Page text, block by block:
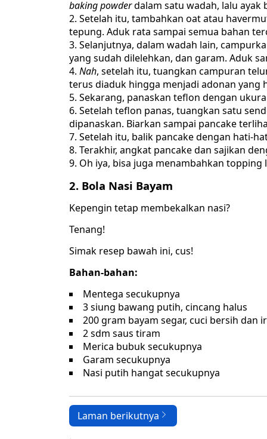
baking powderdalam satu wadah, lalu ayak
Setelah itu, tambahkan oat atau
tepung. Aduk rata sampai semua bahan
Selanjutnya, dalam wadah lain,
yang sudah dilelehkan, dan garam. Aduk
Nah, setelah itu, tuangkan campuran
terus diaduk hingga menjadi adonan yang
Sekarang, panaskan teflon dengan
Setelah teflon panas, tuangkan satu
dipanaskan. Biarkan sampai pancake
Setelah itu, balik pancake dengan hati-
Terakhir, angkat pancake dan sajikan
Oh iya, bisa juga menambahkan topping
2. Bola Nasi Bayam
Kepengin tetap membekalkan nasi?
Tenang!
Simak resep bawah ini, cus!
Bahan-bahan:
Mentega secukupnya
3 siung bawang putih, cincang halus
200 gram bayam segar, cuci bersih dan
2 sdm saus tiram
Merica bubuk secukupnya
Garam secukupnya
Nasi putih hangat secukupnya
Laman berikutnya